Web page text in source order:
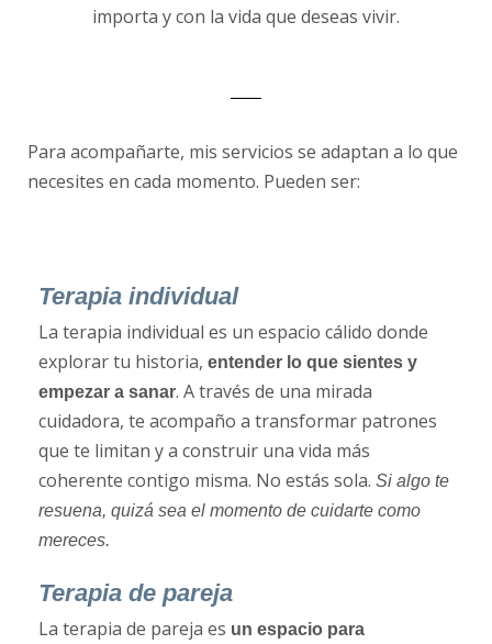
importa y con la vida que deseas vivir.
Para acompañarte, mis servicios se adaptan a lo que
necesites en cada momento. Pueden ser:
Terapia individual
La terapia individual es un espacio cálido donde
explorar tu historia, entender lo que sientes y
empezar a sanar. A través de una mirada
cuidadora, te acompaño a transformar patrones
que te limitan y a construir una vida más
coherente contigo misma. No estás sola. Si algo te
resuena, quizá sea el momento de cuidarte como
mereces.
Terapia de pareja
La terapia de pareja es un espacio para